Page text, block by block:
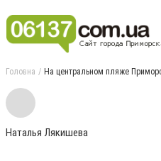
Головна На центральном пляже
Наталья Лякишева